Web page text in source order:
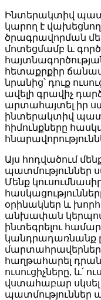
Ինտերակտիվ
կարող է
ծրագրավորման
մոտեցմամբ և
հետաքրքիր
նրանից՝ դուք
ավելի գրավիչ
արտահայտել իր
ինտերակտիվ
հիմունքները
Այս հոդվածում
պատմություններ
Մենք
օրինակներ և
անխափան կերպով
ինտեգրելու
կանդրադառնանք
հաղթահարել
ուսուցիչները, և՛
վստահաբար
պատմություններ